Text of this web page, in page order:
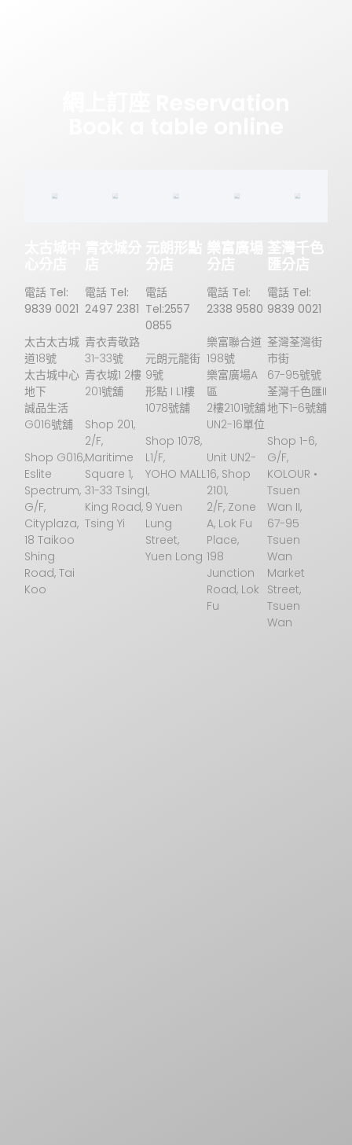
電話 Tel:
9839 0021
太古太古城
道18號
太古城中心
地下
誠品生活
G016號舖
Shop G016,
Eslite
Spectrum,
G/F,
Cityplaza,
18 Taikoo
Shing
Road, Tai
Koo
電話 Tel:
2497 2381
青衣青敬路
31-33號
青衣城1 2樓
201號舖
Shop 201,
2/F,
Maritime
Square 1,
31-33 Tsing
King Road,
Tsing Yi
電話
Tel:2557
0855
元朗元龍街
9號
形點 I L1樓
1078號舖
Shop 1078,
L1/F,
YOHO MALL
I,
9 Yuen
Lung
Street,
Yuen Long
電話 Tel:
2338 9580
樂富聯合道
198號
樂富廣場A
區
2樓2101號舖
UN2-16單位
Unit UN2-
16, Shop
2101,
2/F, Zone
A, Lok Fu
Place,
198
Junction
Road, Lok
Fu
荃灣千色
匯分店
電話 Tel:
9839 0021
荃灣荃灣街
市街
67-95號號
荃灣千色匯II
地下1-6號舖
Shop 1-6,
G/F,
KOLOUR •
Tsuen
Wan II,
67-95
Tsuen
Wan
Market
Street,
Tsuen
Wan